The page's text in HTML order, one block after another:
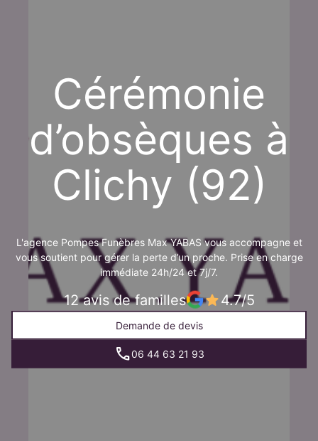
Cérémonie
d’obsèques à
Clichy (92)
L'agence Pompes Funèbres Max YABAS vous accompagne et
vous soutient pour gérer la perte d’un proche. Prise en charge
immédiate 24h/24 et 7j/7.
12 avis de familles 4.7/5
Demande de devis
06 44 63 21 93